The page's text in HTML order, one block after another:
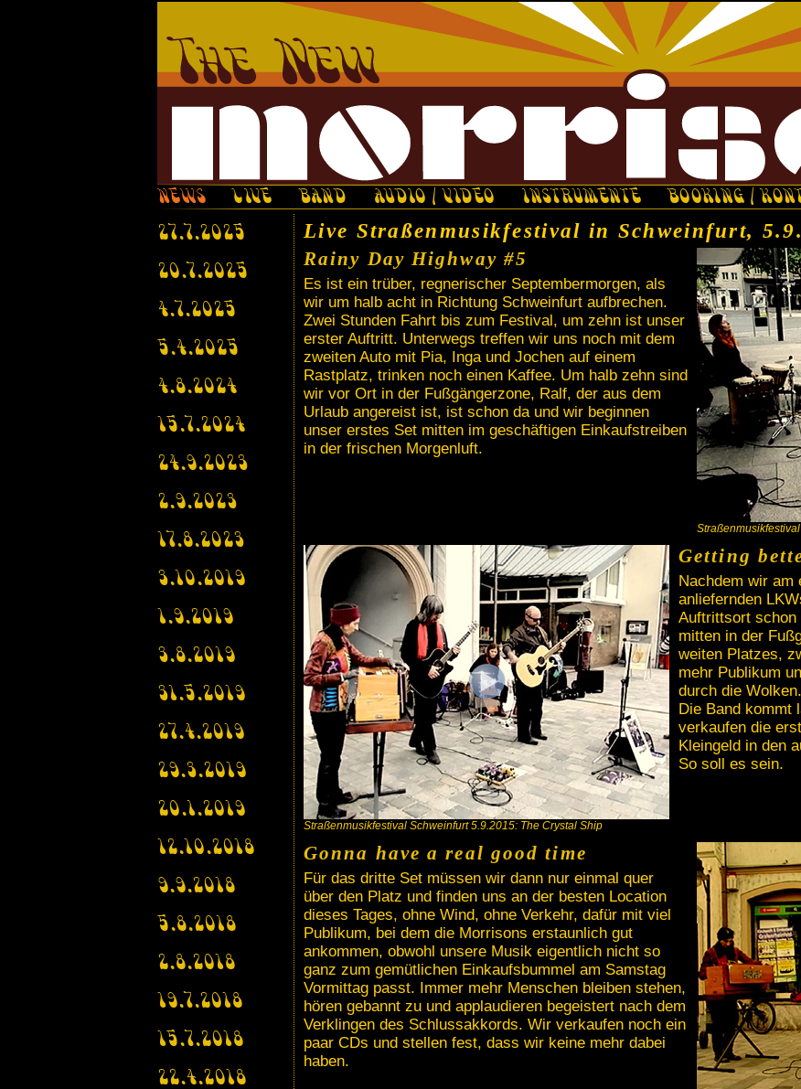
NEWS LIVE BAND AUDIO / VIDEO INSTRUMENTE BOOKING /
Live Straßenmusikfestival in Schweinfurt,
Rainy Day Highway #5
Es ist ein trüber, regnerischer Septembermorgen, als
wir um halb acht in Richtung Schweinfurt aufbrechen.
Zwei Stunden Fahrt bis zum Festival, um zehn ist unser
erster Auftritt. Unterwegs treffen wir uns noch mit dem
zweiten Auto mit Pia, Inga und Jochen auf einem
Rastplatz, trinken noch einen Kaffee. Um halb zehn sind
wir vor Ort in der Fußgängerzone, Ralf, der aus dem
Urlaub angereist ist, ist schon da und wir beginnen
unser erstes Set mitten im geschäftigen Einkaufstreiben
in der frischen Morgenluft.
Straßenmusikfestival Schweinfurt 5.9.2015: The Crystal Ship
Getting
Nachdem wir am
anliefernden
Auftrittsort schon
mitten in der
weiten Platzes,
mehr Publikum
durch die Wolken.
Die Band kommt
verkaufen die
Kleingeld in den
So soll es sein.
Gonna have a real good time
Für das dritte Set müssen wir dann nur einmal quer
über den Platz und finden uns an der besten Location
dieses Tages, ohne Wind, ohne Verkehr, dafür mit viel
Publikum, bei dem die Morrisons erstaunlich gut
ankommen, obwohl unsere Musik eigentlich nicht so
ganz zum gemütlichen Einkaufsbummel am Samstag
Vormittag passt. Immer mehr Menschen bleiben stehen,
hören gebannt zu und applaudieren begeistert nach dem
Verklingen des Schlussakkords. Wir verkaufen noch ein
paar CDs und stellen fest, dass wir keine mehr dabei
haben.
27.7.2025
20.7.2025
4.7.2025
5.4.2025
4.8.2024
15.7.2024
24.9.2023
2.9.2023
17.8.2023
3.10.2019
1.9.2019
3.8.2019
31.5.2019
27.4.2019
29.3.2019
20.1.2019
12.10.2018
9.9.2018
5.8.2018
2.8.2018
19.7.2018
15.7.2018
22.4.2018